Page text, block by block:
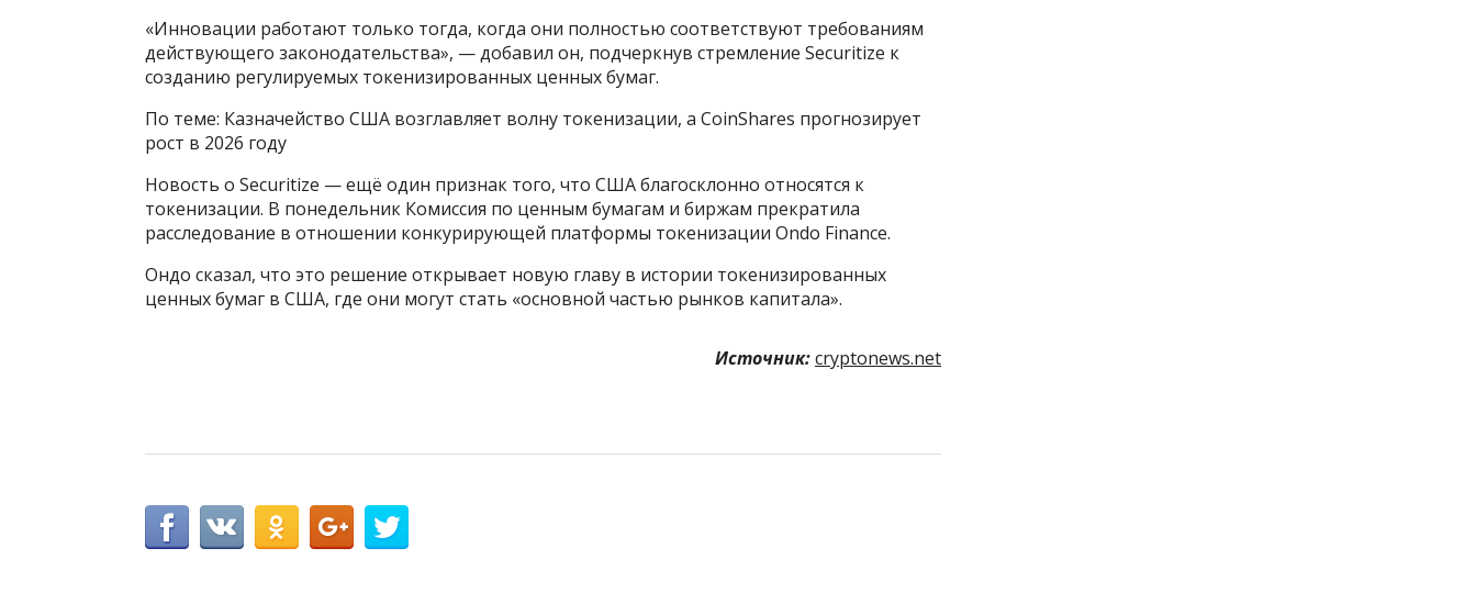
«Инновации работают только тогда, когда они полностью соответствуют требованиям
действующего законодательства», — добавил он, подчеркнув стремление Securitize к
созданию регулируемых токенизированных ценных бумаг.
По теме: Казначейство США возглавляет волну токенизации, а CoinShares прогнозирует
рост в 2026 году
Новость о Securitize — ещё один признак того, что США благосклонно относятся к
токенизации. В понедельник Комиссия по ценным бумагам и биржам прекратила
расследование в отношении конкурирующей платформы токенизации Ondo Finance.
Ондо сказал, что это решение открывает новую главу в истории токенизированных
ценных бумаг в США, где они могут стать «основной частью рынков капитала».
Источник:cryptonews.net